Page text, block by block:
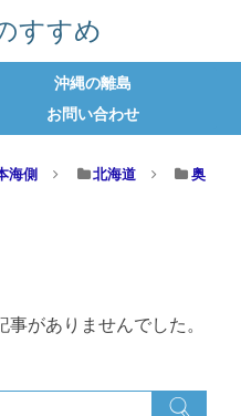
すすめ
沖縄の離島
お問い合わせ
海側 北海道
奥
がありませんでした。